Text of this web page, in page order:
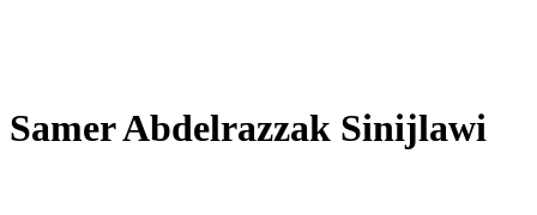
Samer Abdelrazzak Sinijlawi